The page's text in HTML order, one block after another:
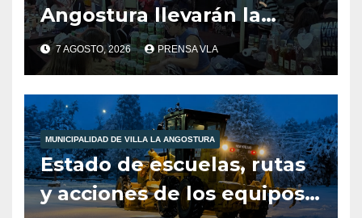
Angostura llevarán la
producción local a Tienda
de Sabores.
7 AGOSTO, 2026 PRENSA VLA
MUNICIPALIDAD DE VILLA LA ANGOSTURA
Estado de escuelas, rutas
y acciones de los equipos